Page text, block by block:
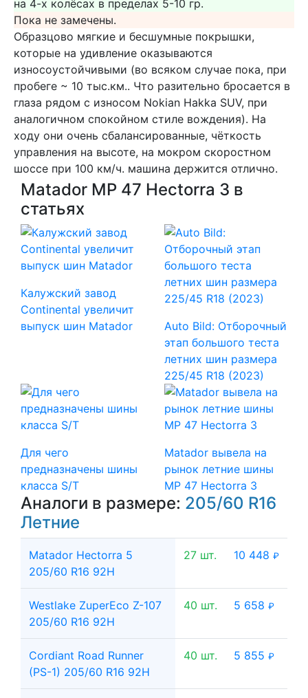
на 4-х колёсах в пределах 5-10 гр.
Пока не замечены.
Образцово мягкие и бесшумные покрышки,
которые на удивление оказываются
износоустойчивыми (во всяком случае пока, при
пробеге ~ 10 тыс.км.. Что разительно бросается в
глаза рядом с износом Nokian Hakka SUV, при
аналогичном спокойном стиле вождения). На
ходу они очень сбалансированные, чёткость
управления на высоте, на мокром скоростном
шоссе при 100 км/ч. машина держится отлично.
Matador MP 47 Hectorra 3 в
статьях
Калужский завод
Continental увеличит
выпуск шин Matador
Auto Bild: Отборочный
этап большого теста
летних шин размера
225/45 R18 (2023)
Для чего
предназначены шины
класса S/T
Matador вывела на
рынок летние шины
MP 47 Hectorra 3
Аналоги в размере: 205/60 R16
Летние
Matador Hectorra 5
205/60 R16 92H
27 шт. 10 448 ₽
Westlake ZuperEco Z-107
205/60 R16 92H
40 шт. 5 658 ₽
Cordiant Road Runner
(PS-1) 205/60 R16 92H
40 шт. 5 855 ₽